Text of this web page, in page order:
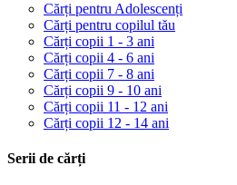
Cărți pentru Adolescenți
Cărți pentru copilul tău
Cărți copii 1 - 3 ani
Cărți copii 4 - 6 ani
Cărți copii 7 - 8 ani
Cărți copii 9 - 10 ani
Cărți copii 11 - 12 ani
Cărți copii 12 - 14 ani
Serii de cărți